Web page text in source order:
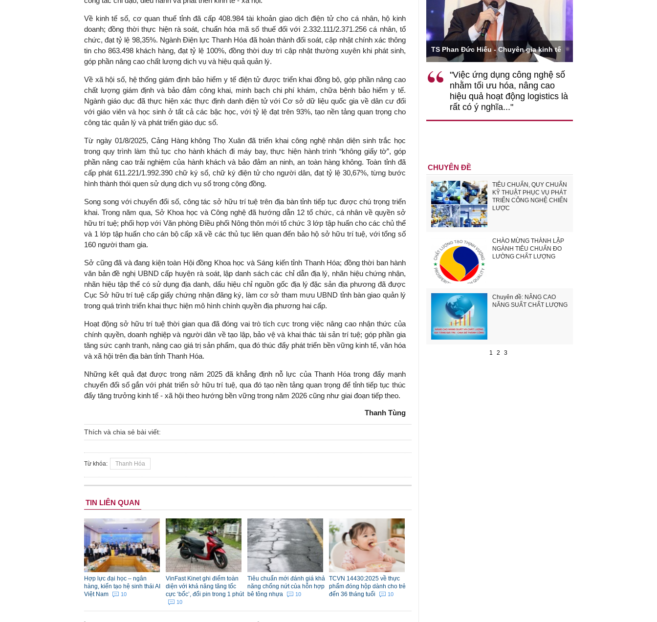
Về kinh tế số, cơ quan thuế tỉnh đã cấp 408.984 tài khoản giao dịch điện tử cho cá nhân, hộ kinh
doanh; đồng thời thực hiện rà soát, chuẩn hóa mã số thuế đối với 2.332.111/2.371.256 cá nhân, tổ
chức, đạt tỷ lệ 98,35%. Ngành Điện lực Thanh Hóa đã hoàn thành đối soát, cập nhật chính xác thông
tin cho 863.498 khách hàng, đạt tỷ lệ 100%, đồng thời duy trì cập nhật thường xuyên khi phát sinh,
góp phần nâng cao chất lượng dịch vụ và hiệu quả quản lý.
Về xã hội số, hệ thống giám định bảo hiểm y tế điện tử được triển khai đồng bộ, góp phần nâng cao
chất lượng giám định và bảo đảm công khai, minh bạch chi phí khám, chữa bệnh bảo hiểm y tế.
Ngành giáo dục đã thực hiện xác thực định danh điện tử với Cơ sở dữ liệu quốc gia về dân cư đối
với giáo viên và học sinh ở tất cả các bậc học, với tỷ lệ đạt trên 93%, tạo nền tảng quan trọng cho
công tác quản lý và phát triển giáo dục số.
Từ ngày 01/8/2025, Cảng Hàng không Thọ Xuân đã triển khai công nghệ nhận diện sinh trắc học
trong quy trình làm thủ tục cho hành khách đi máy bay, thực hiện hành trình “không giấy tờ”, góp
phần nâng cao trải nghiệm của hành khách và bảo đảm an ninh, an toàn hàng không. Toàn tỉnh đã
cấp phát 611.221/1.992.390 chữ ký số, chữ ký điện tử cho người dân, đạt tỷ lệ 30,67%, từng bước
hình thành thói quen sử dụng dịch vụ số trong cộng đồng.
Song song với chuyển đổi số, công tác sở hữu trí tuệ trên địa bàn tỉnh tiếp tục được chú trọng triển
khai. Trong năm qua, Sở Khoa học và Công nghệ đã hướng dẫn 12 tổ chức, cá nhân về quyền sở
hữu trí tuệ; phối hợp với Văn phòng Điều phối Nông thôn mới tổ chức 3 lớp tập huấn cho các chủ thể
và 1 lớp tập huấn cho cán bộ cấp xã về các thủ tục liên quan đến bảo hộ sở hữu trí tuệ, với tổng số
160 người tham gia.
Sở cũng đã và đang kiện toàn Hội đồng Khoa học và Sáng kiến tỉnh Thanh Hóa; đồng thời ban hành
văn bản đề nghị UBND cấp huyện rà soát, lập danh sách các chỉ dẫn địa lý, nhãn hiệu chứng nhận,
nhãn hiệu tập thể có sử dụng địa danh, dấu hiệu chỉ nguồn gốc địa lý đặc sản địa phương đã được
Cục Sở hữu trí tuệ cấp giấy chứng nhận đăng ký, làm cơ sở tham mưu UBND tỉnh bàn giao quản lý
trong quá trình triển khai thực hiện mô hình chính quyền địa phương hai cấp.
Hoạt động sở hữu trí tuệ thời gian qua đã đóng vai trò tích cực trong việc nâng cao nhận thức của
chính quyền, doanh nghiệp và người dân về tạo lập, bảo vệ và khai thác tài sản trí tuệ; góp phần gia
tăng sức cạnh tranh, nâng cao giá trị sản phẩm, qua đó thúc đẩy phát triển bền vững kinh tế, văn hóa
và xã hội trên địa bàn tỉnh Thanh Hóa.
Những kết quả đạt được trong năm 2025 đã khẳng định nỗ lực của Thanh Hóa trong đẩy mạnh
chuyển đổi số gắn với phát triển sở hữu trí tuệ, qua đó tạo nền tảng quan trọng để tỉnh tiếp tục thúc
đẩy tăng trưởng kinh tế - xã hội theo hướng bền vững trong năm 2026 cũng như giai đoạn tiếp theo.
Thanh Tùng
Thích và chia sẻ bài viết:
Từ khóa: Thanh Hóa
TIN LIÊN QUAN
Hợp lực đại học – ngân
hàng, kiến tạo hệ sinh thái AI
Việt Nam
10
VinFast Kinet ghi điểm toàn
diện với khả năng tăng tốc
cực ‘bốc’, đổi pin trong 1 phút
10
Tiêu chuẩn mới đánh giá khả
năng chống nứt của hỗn hợp
bê tông nhựa
10
TCVN 14430:2025 về thực
phẩm đóng hộp dành cho trẻ
đến 36 tháng tuổi
10
TS. Nguyễn Đức Độ - Phó Viện trưởng
Viện Kinh tế Tài chính
"Có rất nhiều việc phải làm
ngay từ bây giờ và trên thực tế
đang được tiến hành như tăng
đầu tư cho khoa học công
nghệ; ban hành các cơ chế
khuyến khích đổi mới sáng tạo,
khởi nghiệp..."
Việc sử dụng hiệu quả chính
sách tài khóa không chỉ mang ý
nghĩa hỗ trợ ngắn hạn mà còn
đóng vai trò tạo nền tảng cho
tăng trưởng bền vững dài hạn.
TS Phan Đức Hiếu - Chuyên gia kinh tế
"Việc ứng dụng công nghệ số
nhằm tối ưu hóa, nâng cao
hiệu quả hoạt động logistics là
rất có ý nghĩa..."
CHUYÊN ĐỀ
TIÊU CHUẨN, QUY CHUẨN
KỸ THUẬT PHỤC VỤ PHÁT
TRIỂN CÔNG NGHỆ CHIẾN
LƯỢC
CHÀO MỪNG THÀNH LẬP
NGÀNH TIÊU CHUẨN ĐO
LƯỜNG CHẤT LƯỢNG
Chuyên đề: NÂNG CAO
NĂNG SUẤT CHẤT LƯỢNG
1 2 3